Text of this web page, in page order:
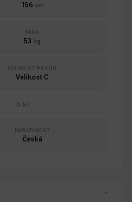
156 cm
VÁHA
53 kg
VELIKOST PRSOU
Velikost C
O NÍ
NÁRODNOST
Česká